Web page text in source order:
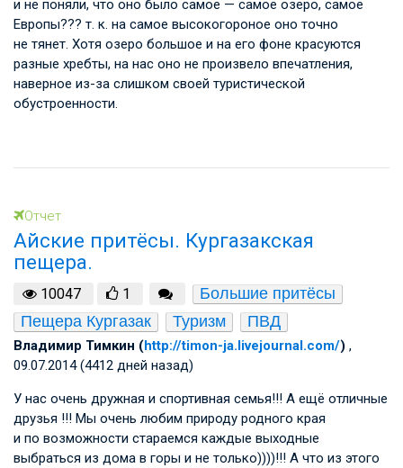
и не поняли, что оно было самое — самое озеро, самое
Европы??? т. к. на самое высокогороное оно точно
не тянет. Хотя озеро большое и на его фоне красуются
разные хребты, на нас оно не произвело впечатления,
наверное из-за слишком своей туристической
обустроенности.
Отчет
Айские притёсы. Кургазакская
пещера.
10047 1
Большие притёсы
Пещера Кургазак
Туризм ПВД
Владимир Тимкин (http://timon-ja.livejournal.com/) ,
09.07.2014 (4412 дней назад)
У нас очень дружная и спортивная семья!!! А ещё отличные
друзья !!! Мы очень любим природу родного края
и по возможности стараемся каждые выходные
выбраться из дома в горы и не только))))!!! А что из этого